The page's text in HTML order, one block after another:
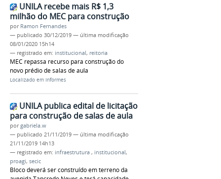
UNILA recebe mais R$ 1,3
milhão do MEC para construção
por Ramon Fernandes
— publicado 30/12/2019 — última modificação
08/01/2020 15h14
— registrado em: institucional, reitoria
MEC repassa recurso para construção do
novo prédio de salas de aula
Localizado em Informes
UNILA publica edital de licitação
para construção de salas de aula
porgabriela.w
— publicado 21/11/2019 — última modificação
21/11/2019 14h13
— registrado em: infraestrutura , institucional,
proagi, secic
Bloco deverá ser construído em terreno da